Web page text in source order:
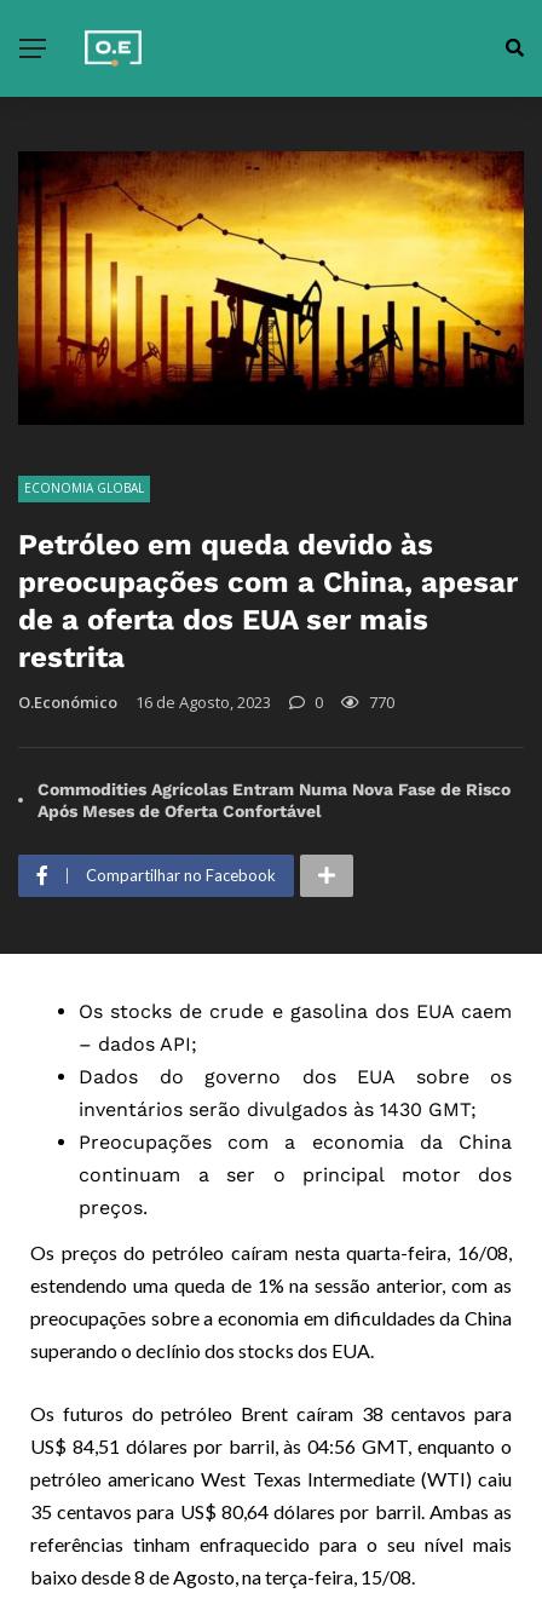
ECONOMIA GLOBAL
Petróleo em queda devido às
preocupações com a China, apesar
de a oferta dos EUA ser mais
restrita
O.Económico 16 de Agosto, 2023 0 770
Commodities Agrícolas Entram Numa Nova Fase de Risco
Após Meses de Oferta Confortável
Compartilhar no Facebook
Os stocks de crude e gasolina dos EUA caem
– dados API;
Dados do governo dos EUA sobre os
inventários serão divulgados às 1430 GMT;
Preocupações com a economia da China
continuam a ser o principal motor dos
preços.
Os preços do petróleo caíram nesta quarta-feira, 16/08,
estendendo uma queda de 1% na sessão anterior, com as
preocupações sobre a economia em dificuldades da China
superando o declínio dos stocks dos EUA.
Os futuros do petróleo Brent caíram 38 centavos para
US$ 84,51 dólares por barril, às 04:56 GMT, enquanto o
petróleo americano West Texas Intermediate (WTI) caiu
35 centavos para US$ 80,64 dólares por barril. Ambas as
referências tinham enfraquecido para o seu nível mais
baixo desde 8 de Agosto, na terça-feira, 15/08.